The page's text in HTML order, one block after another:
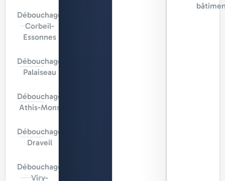
Débouchage
Corbeil-
Essonnes
Débouchage
Palaiseau
Débouchage
Athis-Mons
Débouchage
Draveil
Débouchage
Viry-